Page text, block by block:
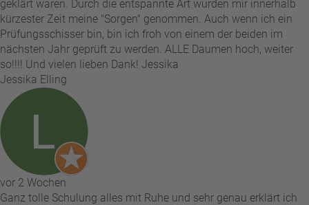
geklärt waren. Durch die entspannte Art wurden mir innerhalb
kürzester Zeit meine "Sorgen" genommen. Auch wenn ich ein
Prüfungsschisser bin, bin ich froh von einem der beiden im
nächsten Jahr geprüft zu werden. ALLE Daumen hoch, weiter
so!!!! Und vielen lieben Dank! Jessika
Jessika Elling
vor 2 Wochen
Ganz tolle Schulung alles mit Ruhe und sehr genau erklärt ich